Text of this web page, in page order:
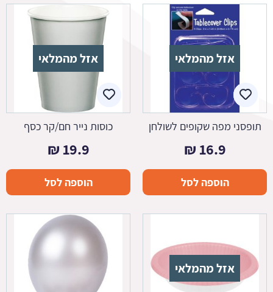
אזל מהמלאי
תופסני מפה שקופים לשולחן
16.9
₪
הוספה לסל
אזל מהמלאי
כוסות נייר חם/קר כסף
19.9
₪
הוספה לסל
אזל מהמלאי